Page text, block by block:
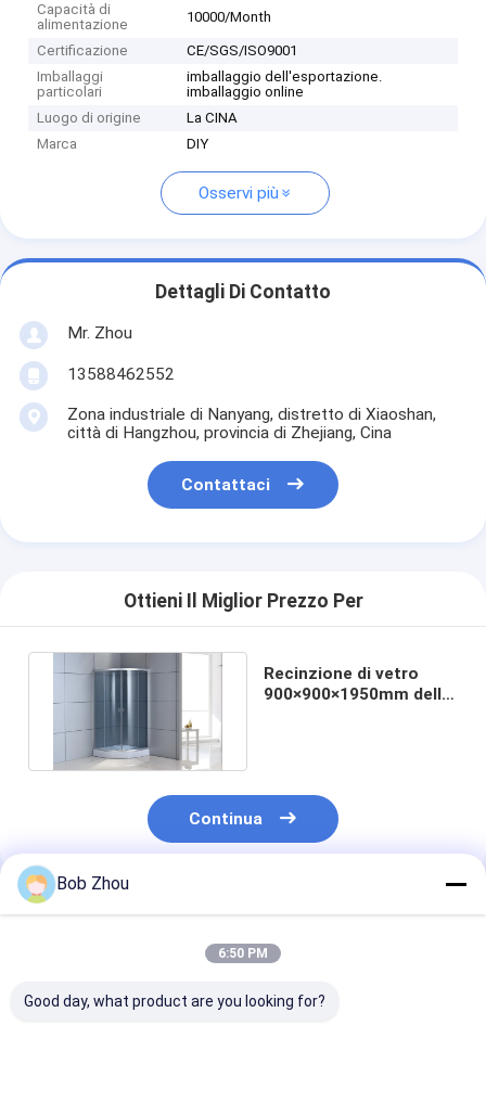
Capacità di
alimentazione
10000/Month
Certificazione
CE/SGS/ISO9001
Imballaggi
particolari
imballaggio dell'esportazione.
imballaggio online
Luogo di origine
La CINA
Marca
DIY
Osservi più
Dettagli Di Contatto
Mr. Zhou
13588462552
Zona industriale di Nanyang, distretto di Xiaoshan,
città di Hangzhou, provincia di Zhejiang, Cina
Contattaci
Ottieni Il Miglior Prezzo Per
Recinzione di vetro
900×900×1950mm della
Continua
Prodotti Raccomandati
Bob Zhou
6:50 PM
Good day, what product are you looking for?